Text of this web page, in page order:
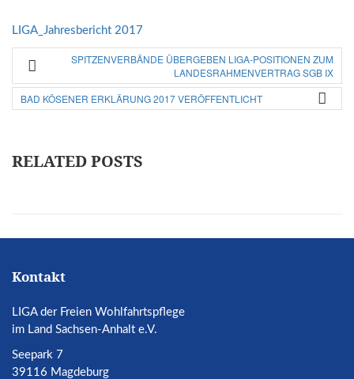
LIGA_Jahresbericht 2017
SPITZENVERBÄNDE ÜBERGEBEN LIGA-POSITIONEN ZUM
LANDESRAHMENVERTRAG SGB IX
BAD KÖSENER ERKLÄRUNG 2017 VERÖFFENTLICHT
RELATED POSTS
Kontakt
LIGA der Freien Wohlfahrtspflege
im Land Sachsen-Anhalt e.V.
Seepark 7
39116 Magdeburg